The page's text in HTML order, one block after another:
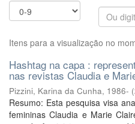
Itens para a visualização no
Hashtag na capa :
nas revistas Claudia e
Pizzini, Karina da Cunha, 1986- (
Resumo: Esta pesquisa visa
femininas Claudia e Marie